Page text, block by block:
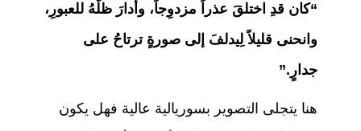
“كان قدِ اختلقَ عذراً مزدوِجاً، وأدارَ ظلّهُ للعبورِ،
وانحنى قليلاً لِيدلفَ إلى صورةٍ ترتاحُ على
جدارٍ.”
هنا يتجلى التصوير بسوريالية عالية فهل يكون